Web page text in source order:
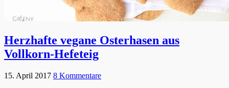
Herzhafte vegane Osterhasen aus
Vollkorn-Hefeteig
15. April 2017 8 Kommentare